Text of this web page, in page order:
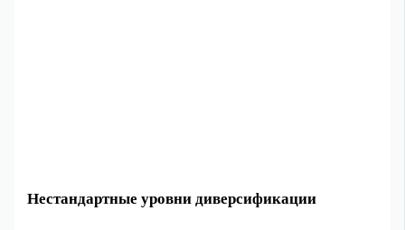
Нестандартные уровни диверсификации